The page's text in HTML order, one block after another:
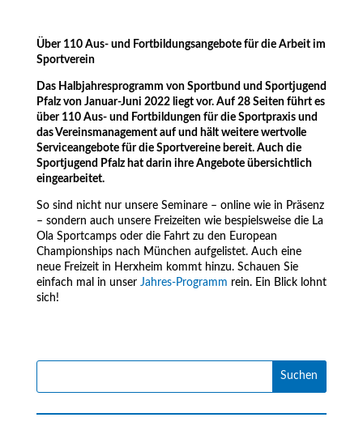
Über 110 Aus- und Fortbildungsangebote für die Arbeit im
Sportverein
Das Halbjahresprogramm von Sportbund und Sportjugend
Pfalz von Januar-Juni 2022 liegt vor. Auf 28 Seiten führt es
über 110 Aus- und Fortbildungen für die Sportpraxis und
das Vereinsmanagement auf und hält weitere wertvolle
Serviceangebote für die Sportvereine bereit. Auch die
Sportjugend Pfalz hat darin ihre Angebote übersichtlich
eingearbeitet.
So sind nicht nur unsere Seminare – online wie in Präsenz
– sondern auch unsere Freizeiten wie bespielsweise die La
Ola Sportcamps oder die Fahrt zu den European
Championships nach München aufgelistet. Auch eine
neue Freizeit in Herxheim kommt hinzu. Schauen Sie
einfach mal in unser Jahres-Programm rein. Ein Blick lohnt
sich!